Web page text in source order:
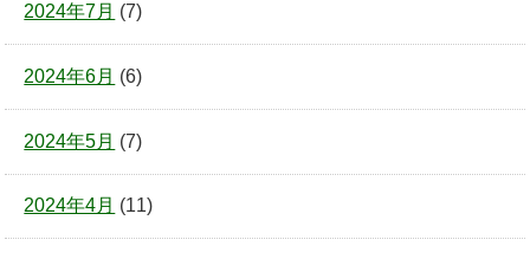
2024年7月 (7)
2024年6月 (6)
2024年5月 (7)
2024年4月 (11)